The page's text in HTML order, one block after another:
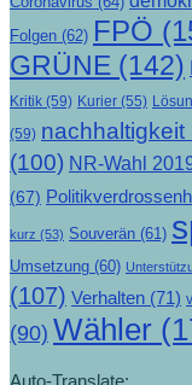
Folgen (62) FPÖ
GRÜNE (142)
Kritik (59) Kurier (55)
(59) nachhaltigkeit
(100) NR-Wahl
(67)
kurz (53) Souverän (61)
Umsetzung (60)
(107) Verhalten (71)
(90) Wähler
Auto-Translate: